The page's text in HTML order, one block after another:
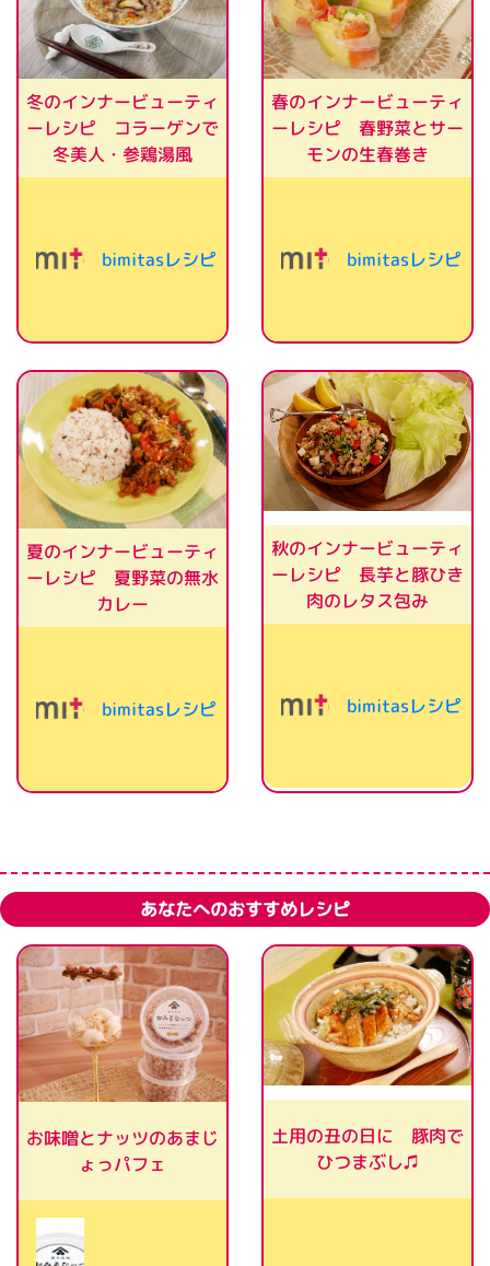
冬のインナービューティ
ーレシピ コラーゲンで
冬美人・参鶏湯風
bimitasレシピ
春のインナービューティ
ーレシピ 春野菜とサー
モンの生春巻き
bimitasレシピ
夏のインナービューティ
ーレシピ 夏野菜の無水
カレー
bimitasレシピ
秋のインナービューティ
ーレシピ 長芋と豚ひき
肉のレタス包み
bimitasレシピ
あなたへのおすすめレシピ
お味噌とナッツのあまじ
ょっパフェ
土用の丑の日に 豚肉で
ひつまぶし♫